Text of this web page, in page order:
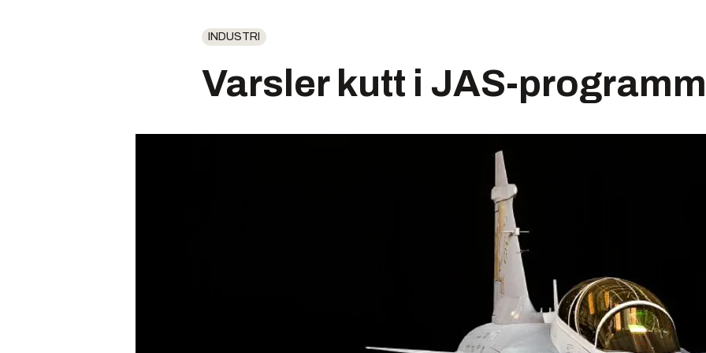
INDUSTRI
Varsler kutt i JAS-